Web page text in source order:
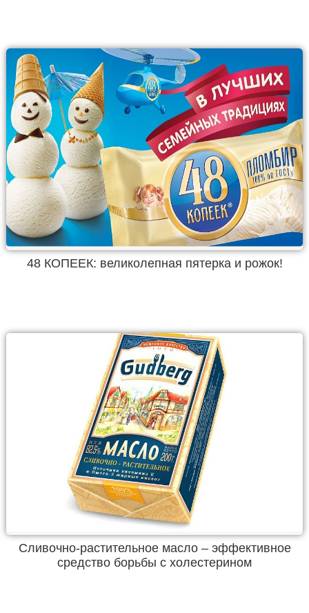
48 КОПЕЕК: великолепная пятерка и рожок!
Сливочно-растительное масло – эффективное
средство борьбы с холестерином